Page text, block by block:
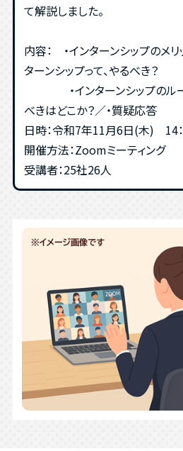
て解説しました。
内容： ・インターンシップのメリ
ターンシップって、やるべき？
・インターンシップのルー
べきはどこか？／・質疑応答
日時：令和7年11月6日(木) 14
開催方法：Zoomミーティング
受講者：25社26人